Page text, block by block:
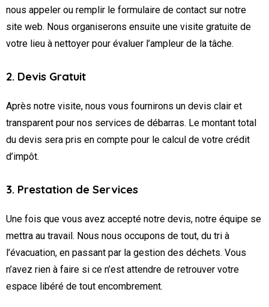
nous appeler ou remplir le formulaire de contact sur notre
site web. Nous organiserons ensuite une visite gratuite de
votre lieu à nettoyer pour évaluer l’ampleur de la tâche.
2. Devis Gratuit
Après notre visite, nous vous fournirons un devis clair et
transparent pour nos services de débarras. Le montant total
du devis sera pris en compte pour le calcul de votre crédit
d’impôt.
3. Prestation de Services
Une fois que vous avez accepté notre devis, notre équipe se
mettra au travail. Nous nous occupons de tout, du tri à
l’évacuation, en passant par la gestion des déchets. Vous
n’avez rien à faire si ce n’est attendre de retrouver votre
espace libéré de tout encombrement.